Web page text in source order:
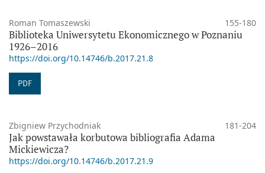
Roman Tomaszewski 155-180
Biblioteka Uniwersytetu Ekonomicznego w Poznaniu
1926–2016
https://doi.org/10.14746/b.2017.21.8
PDF
Zbigniew Przychodniak 181-204
Jak powstawała korbutowa bibliografia Adama
Mickiewicza?
https://doi.org/10.14746/b.2017.21.9